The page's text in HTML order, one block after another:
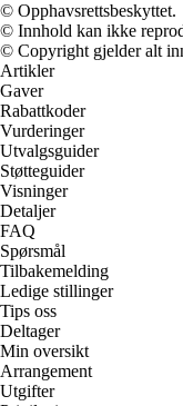
© Opphavsrettsbeskyttet.
© Innhold kan ikke
© Copyright gjelder alt
Artikler
Gaver
Rabattkoder
Vurderinger
Utvalgsguider
Støtteguider
Visninger
Detaljer
FAQ
Spørsmål
Tilbakemelding
Ledige stillinger
Tips oss
Deltager
Min oversikt
Arrangement
Utgifter